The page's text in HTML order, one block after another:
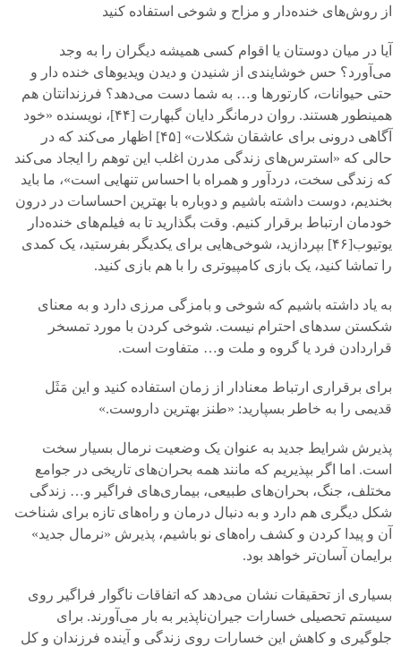
از روش‌های خنده‌دار و مزاح و شوخی استفاده کنید
آیا در میان دوستان یا اقوام کسی همیشه دیگران را به وجد
می‌آورد؟ حس خوشایندی از شنیدن و دیدن ویدیوهای خنده دار و
حتی حیوانات، کارتورها و… به شما دست می‌دهد؟ فرزندانتان هم
همینطور هستند. روان درمانگر دایان گبهارت [۴۴] ، نویسنده «خود
آگاهی درونی برای عاشقان شکلات» [۴۵]
اظهار می‌کند که در
حالی که «استرس‌های زندگی مدرن اغلب این توهم را ایجاد می‌کند
که زندگی سخت، دردآور و همراه با احساس تنهایی است»، ما باید
بخندیم، دوست داشته باشیم و دوباره با بهترین‌ احساسات در درون
خودمان ارتباط برقرار کنیم. وقت بگذارید تا به فیلم‌های خنده‌دار
یوتیوب[۴۶]
بپردازید، شوخی‌هایی برای یکدیگر بفرستید، یک کمدی
را تماشا کنید، یک بازی کامپیوتری را با هم بازی کنید.
به یاد داشته باشیم که شوخی و بامزگی مرزی دارد و به معنای
شکستن سدهای احترام نیست. شوخی کردن با مورد تمسخر
قراردادن فرد یا گروه و ملت و… متفاوت است.
برای برقراری ارتباط معنادار از زمان استفاده کنید و این مَثَل
قدیمی‌ را به خاطر بسپارید: «طنز بهترین داروست.»
پذیرش شرایط جدید به عنوان یک وضعیت نرمال بسیار سخت
است. اما اگر بپذیریم که مانند همه بحران‌های تاریخی در جوامع
مختلف، جنگ، بحران‌های طبیعی، بیماری‌های فراگیر و… زندگی
شکل دیگری هم دارد و به دنبال درمان و راه‌های تازه برای شناخت
آن و پیدا کردن و کشف راه‌های نو باشیم، پذیرش «نرمال جدید»
برایمان آسان‌تر خواهد بود.
بسیاری از تحقیقات نشان می‌دهد که اتفاقات ناگوار فراگیر روی
سیستم تحصیلی خسارات جیران‌ناپذیر به بار می‌آورند. برای
جلوگیری و کاهش این خسارات روی زندگی و آینده فرزندان و کل